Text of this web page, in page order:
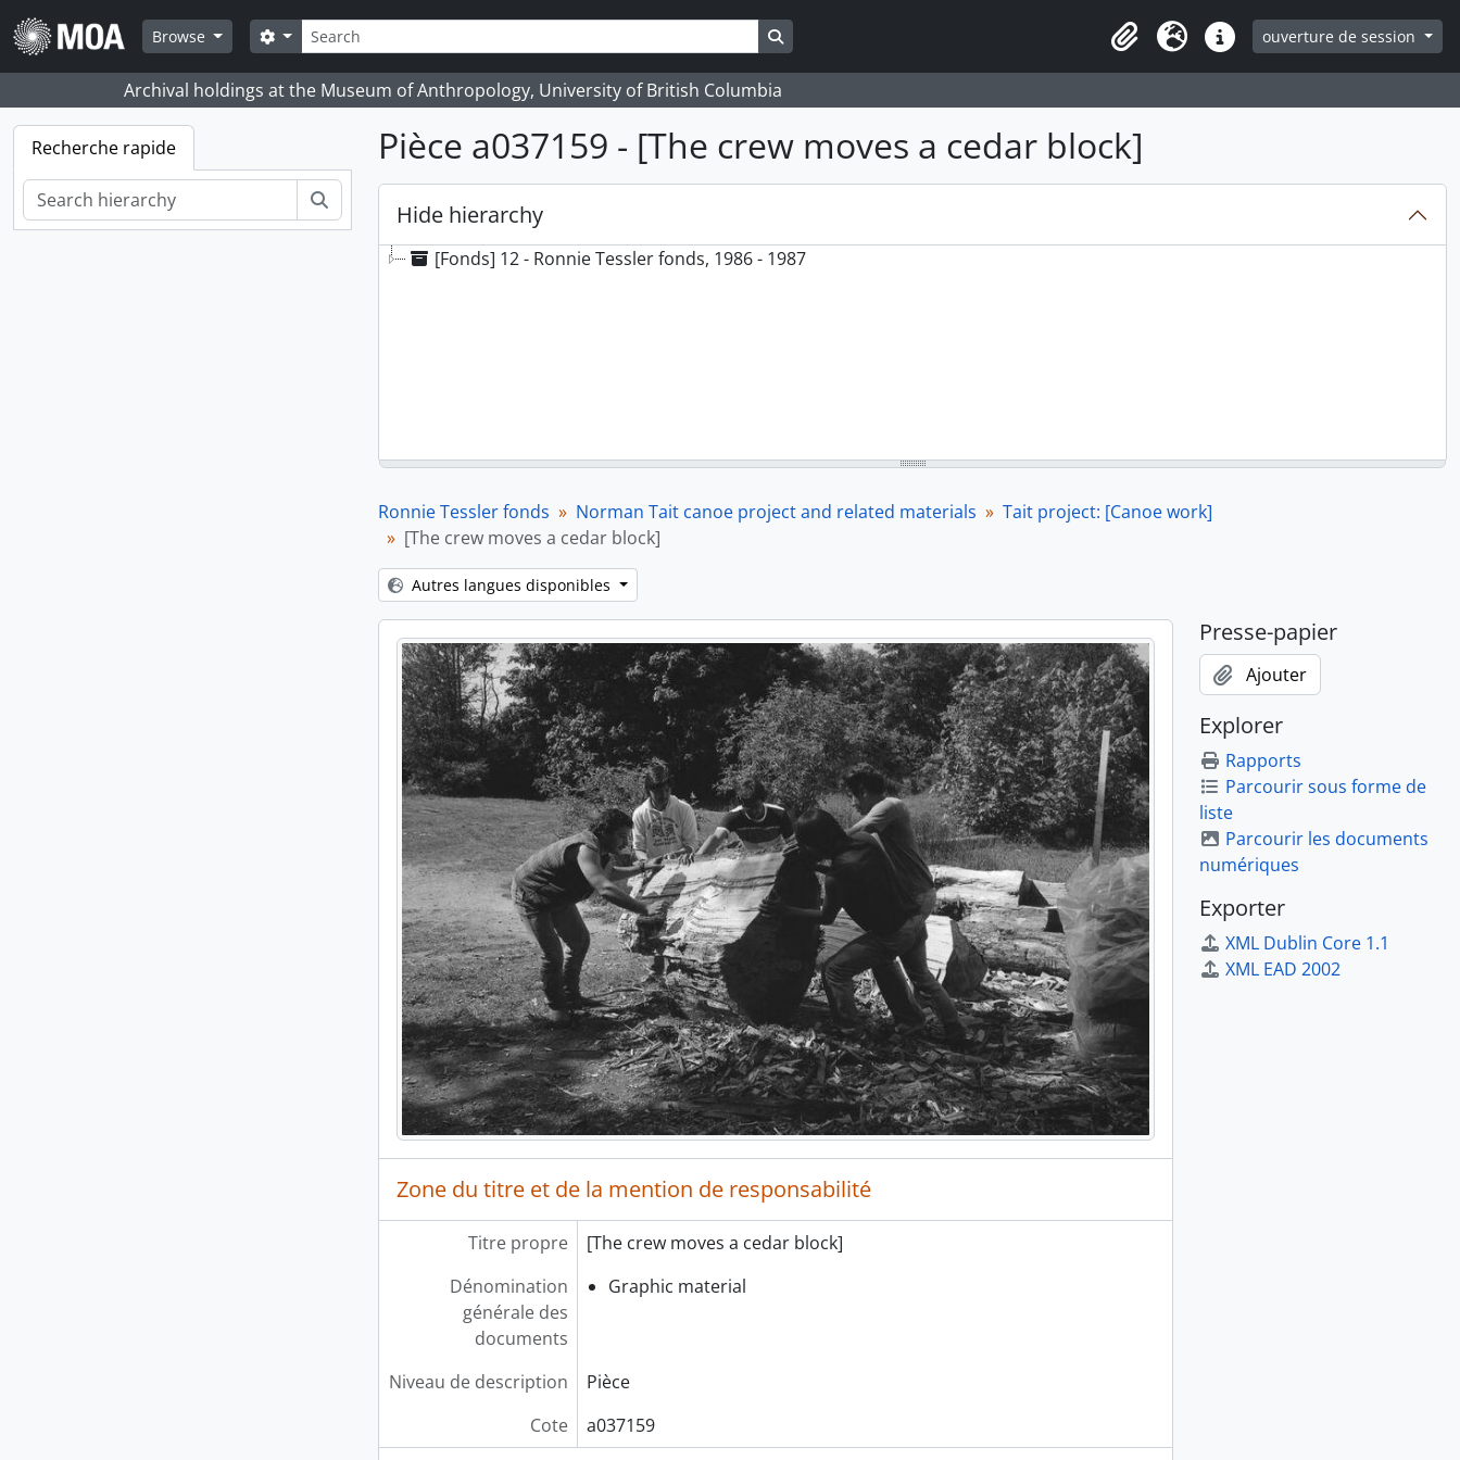
Skip to main content
Browse
Rechercher
Search options Search in browse page
ClipboardLangueLiens rapidesouverture de session
Archival holdings at the Museum of Anthropology, University of British Columbia
Recherche rapide Pièce a037159 - [The crew moves a cedar block]
Hide hierarchy
[Fonds] 12 - Ronnie Tessler fonds, 1986 - 1987
Ronnie Tessler fonds Norman Tait canoe project and related materials
Tait project: [Canoe work]
[The crew moves a cedar block]
Autres langues disponibles
Zone du titre et de la mention de responsabilité
Titre propre
[The crew moves a cedar block]
Dénomination
générale des
documents
Graphic material
Niveau de description
Pièce
Cote
a037159
Presse-papier
Ajouter
Explorer
Rapports
Parcourir sous forme de
liste
Parcourir les documents
numériques
Exporter
XML Dublin Core 1.1
XML EAD 2002